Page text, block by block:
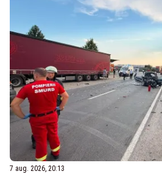
7 aug. 2026, 20:13